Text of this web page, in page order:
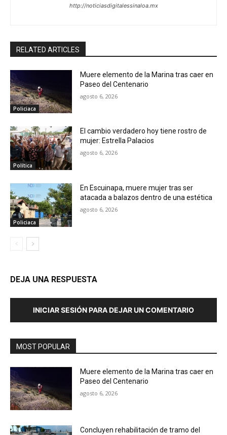
http://noticiasdigitalessinaloa.mx
RELATED ARTICLES
Policiaca
Muere elemento de la Marina tras caer en
Paseo del Centenario
agosto 6, 2026
Política
El cambio verdadero hoy tiene rostro de
mujer: Estrella Palacios
agosto 6, 2026
Policiaca
En Escuinapa, muere mujer tras ser
atacada a balazos dentro de una estética
agosto 6, 2026
DEJA UNA RESPUESTA
INICIAR SESIÓN PARA DEJAR UN COMENTARIO
MOST POPULAR
Muere elemento de la Marina tras caer en
Paseo del Centenario
agosto 6, 2026
Concluyen rehabilitación de tramo del